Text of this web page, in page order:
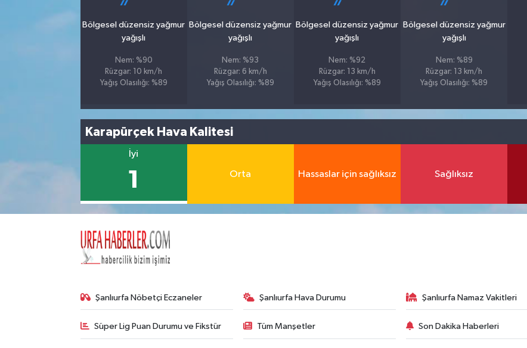
Bölgesel düzensiz yağmur
yağışlı
Nem: %90
Rüzgar: 10 km/h
Yağış Olasılığı: %89
Bölgesel düzensiz yağmur
yağışlı
Nem: %93
Rüzgar: 6 km/h
Yağış Olasılığı: %89
Bölgesel düzensiz yağmur
yağışlı
Nem: %92
Rüzgar: 13 km/h
Yağış Olasılığı: %89
Bölgesel düzensiz yağmur
yağışlı
Nem: %89
Rüzgar: 13 km/h
Yağış Olasılığı: %89
Karapürçek Hava Kalitesi
İyi
1 Orta Hassaslar için sağlıksız Sağlıksız
Şanlıurfa Nöbetçi Eczaneler Şanlıurfa Hava Durumu Şanlıurfa Namaz Vakitleri
Süper Lig Puan Durumu ve Fikstür Tüm Manşetler Son Dakika Haberleri